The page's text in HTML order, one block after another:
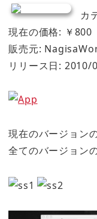
カ
現在の価格: ￥800
販売元:
リリース日: 2010/
現在のバージョン
全てのバージョン